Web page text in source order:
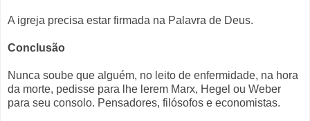
A igreja precisa estar firmada na Palavra de Deus.
Conclusão
Nunca soube que alguém, no leito de enfermidade, na hora
da morte, pedisse para lhe lerem Marx, Hegel ou Weber
para seu consolo. Pensadores, filósofos e economistas.